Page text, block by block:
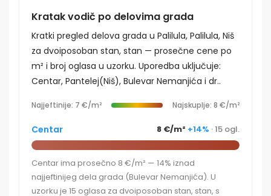
Kratak vodič po delovima grada
Kratki pregled delova grada u Palilula, Palilula, Niš
za dvoiposoban stan, stan — prosečne cene po
m² i broj oglasa u uzorku. Uporedba uključuje:
Centar, Pantelej(Niš), Bulevar Nemanjića i dr..
Najjeftinije: 7 €/m² Najskuplje: 8 €/m²
Centar 8 €/m² +14% · 15 ogl.
Centar ima prosečno 8 €/m² — 14% iznad
najjeftinijeg dela grada (Bulevar Nemanjića). U
uzorku je 15 oglasa za dvoiposoban stan, stan, s